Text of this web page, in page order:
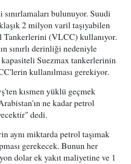
bulunuyor. Suudi
2 milyon varil taşıyabilen
(VLCC) kullanıyor.
sınırlı derinliği nedeniyle
Suezmax tankerlerinin
kullanılması gerekiyor.
kısmen yüklü geçmek
ne kadar petrol
dedi.
aynı miktarda petrol taşımak
gerekecek. Bunun her
dolar ek yakıt maliyetine ve 1